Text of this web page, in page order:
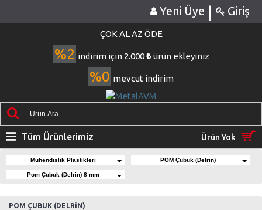
Yeni Üye | Giriş
ÇOK AL AZ ÖDE
%2 indirim için 2.000 ürün ekleyiniz
%0 mevcut indirim
Ürün Yok
Tüm Ürünlerimiz
Mühendislik Plastikleri POM Çubuk (Delrin)
Pom Çubuk (Delrin) 8 mm
POM ÇUBUK (DELRİN)